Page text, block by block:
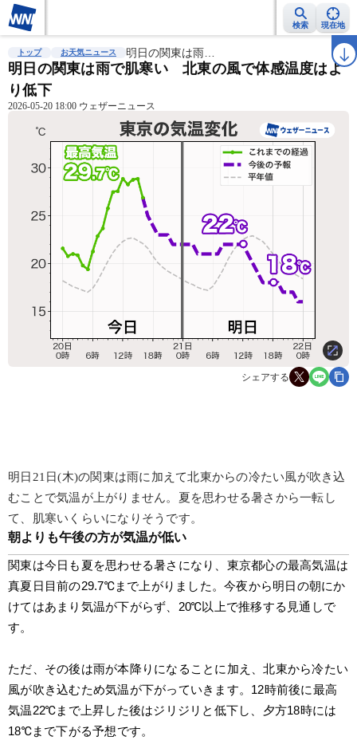
検索 現在地
雨雲レーダー 台風情報 地震情報 ラ
トップ お天気ニュース 明日の関東は雨…
明日の関東は雨で肌寒い 北東の風で体感温度はよ
り低下
2026-05-20 18:00 ウェザーニュース
シェアする
明日21日(木)の関東は雨に加えて北東からの冷たい風が吹き込
むことで気温が上がりません。夏を思わせる暑さから一転し
て、肌寒いくらいになりそうです。
朝よりも午後の方が気温が低い
関東は今日も夏を思わせる暑さになり、東京都心の最高気温は
真夏日目前の29.7℃まで上がりました。今夜から明日の朝にか
けてはあまり気温が下がらず、20℃以上で推移する見通しで
す。
ただ、その後は雨が本降りになることに加え、北東から冷たい
風が吹き込むため気温が下がっていきます。12時前後に最高
気温22℃まで上昇した後はジリジリと低下し、夕方18時には
18℃まで下がる予想です。